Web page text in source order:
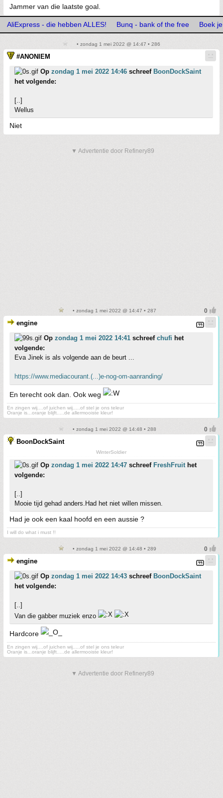
Jammer van die laatste goal.
AliExpress - die hebben ALLES! Bunq - bank of the free Boek
• zondag 1 mei 2022 @ 14:47 • 286
#ANONIEM
Op zondag 1 mei 2022 14:46 schreef BoonDockSaint
het volgende:
[..]
Wellus
Niet
▼ Advertentie door Refinery89
• zondag 1 mei 2022 @ 14:47 • 287
engine
Op zondag 1 mei 2022 14:41 schreef chufi het
volgende:
Eva Jinek is als volgende aan de beurt ...
https://www.mediacourant.(...)e-nog-om-aanranding/
En terecht ook dan. Ook weg
En zingen wij....of juichen wij.....of stel je ons teleur
Oranje is...oranje blijft.....de allermooiste kleur!
• zondag 1 mei 2022 @ 14:48 • 288
BoonDockSaint
WinterSoldier
Op zondag 1 mei 2022 14:47 schreef FreshFruithet
volgende:
[..]
Mooie tijd gehad anders.Had het niet willen missen.
Had je ook een kaal hoofd en een aussie ?
I will do what i must !!
• zondag 1 mei 2022 @ 14:48 • 289
engine
Op zondag 1 mei 2022 14:43 schreef BoonDockSaint
het volgende:
[..]
Van die gabber muziek enzo
Hardcore
En zingen wij....of juichen wij.....of stel je ons teleur
Oranje is...oranje blijft.....de allermooiste kleur!
▼ Advertentie door Refinery89